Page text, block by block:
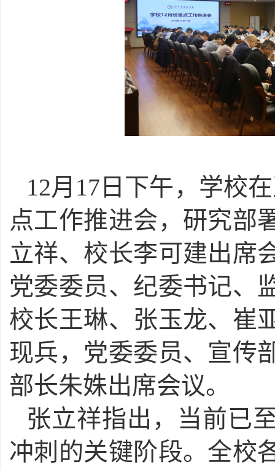
12月17日下午，学校
点工作推进会，研究部
立祥、校长李可建出席
党委委员、纪委书记、
校长王琳、张玉龙、崔
现兵，党委委员、宣传
部长朱姝出席会议。
张立祥指出，当前已
冲刺的关键阶段。全校